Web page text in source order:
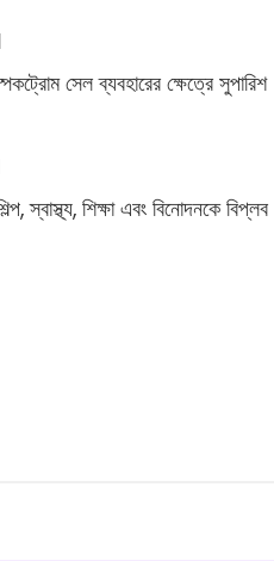
সেল ব্যবহারের ক্ষেত্রে সুপারিশ
স্বাস্থ্য, শিক্ষা এবং বিনোদনকে বিপ্লব